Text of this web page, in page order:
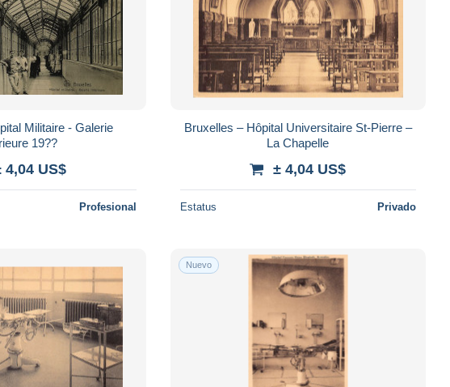
Militaire - Galerie
19??
4,04 US$
Profesional
Bruxelles – Hôpital Universitaire St-Pierre –
La Chapelle
± 4,04 US$
Estatus Privado
Nuevo